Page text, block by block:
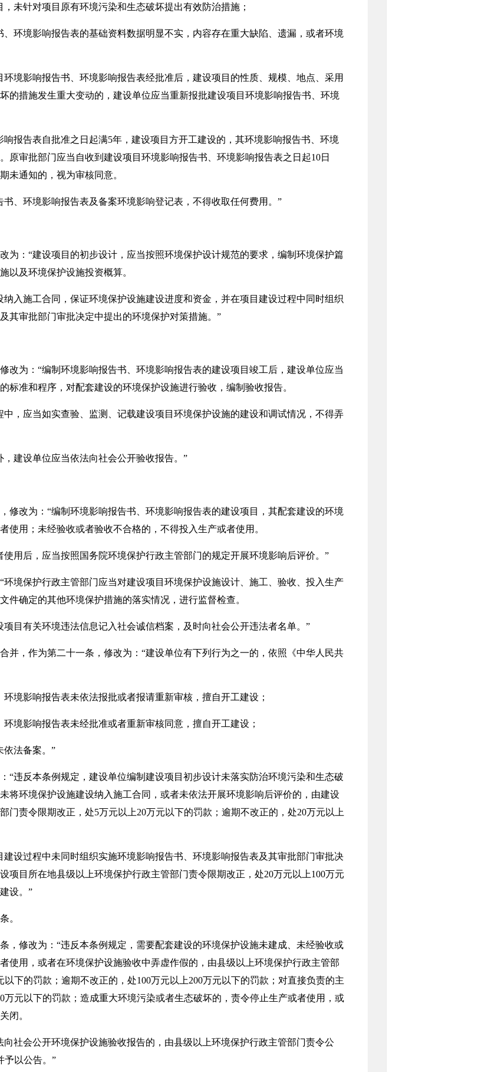
针对项目原有环境污染和生态破坏提出有效防治措施；
境影响报告表的基础资料数据明显不实，内容存在重大缺陷、遗漏，或者环境
境影响报告书、环境影响报告表经批准后，建设项目的性质、规模、地点、采用
的措施发生重大变动的，建设单位应当重新报批建设项目环境影响报告书、环境
告表自批准之日起满5年，建设项目方开工建设的，其环境影响报告书、环境
原审批部门应当自收到建设项目环境影响报告书、环境影响报告表之日起10日
未通知的，视为审核同意。
环境影响报告表及备案环境影响登记表，不得收取任何费用。”
为：“建设项目的初步设计，应当按照环境保护设计规范的要求，编制环境保护篇
以及环境保护设施投资概算。
施工合同，保证环境保护设施建设进度和资金，并在项目建设过程中同时组织
其审批部门审批决定中提出的环境保护对策措施。”
改为：“编制环境影响报告书、环境影响报告表的建设项目竣工后，建设单位应当
标准和程序，对配套建设的环境保护设施进行验收，编制验收报告。
应当如实查验、监测、记载建设项目环境保护设施的建设和调试情况，不得弄
建设单位应当依法向社会公开验收报告。”
修改为：“编制环境影响报告书、环境影响报告表的建设项目，其配套建设的环境
使用；未经验收或者验收不合格的，不得投入生产或者使用。
后，应当按照国务院环境保护行政主管部门的规定开展环境影响后评价。”
环境保护行政主管部门应当对建设项目环境保护设施设计、施工、验收、投入生产
件确定的其他环境保护措施的落实情况，进行监督检查。
有关环境违法信息记入社会诚信档案，及时向社会公开违法者名单。”
并，作为第二十一条，修改为：“建设单位有下列行为之一的，依照《中华人民共
影响报告表未依法报批或者报请重新审核，擅自开工建设；
影响报告表未经批准或者重新审核同意，擅自开工建设；
法备案。”
“违反本条例规定，建设单位编制建设项目初步设计未落实防治环境污染和生态破
将环境保护设施建设纳入施工合同，或者未依法开展环境影响后评价的，由建设
门责令限期改正，处5万元以上20万元以下的罚款；逾期不改正的，处20万元以上
过程中未同时组织实施环境影响报告书、环境影响报告表及其审批部门审批决
项目所在地县级以上环境保护行政主管部门责令限期改正，处20万元以上100万元
设。”
。
，修改为：“违反本条例规定，需要配套建设的环境保护设施未建成、未经验收或
使用，或者在环境保护设施验收中弄虚作假的，由县级以上环境保护行政主管部
以下的罚款；逾期不改正的，处100万元以上200万元以下的罚款；对直接负责的主
万元以下的罚款；造成重大环境污染或者生态破坏的，责令停止生产或者使用，或
闭。
会公开环境保护设施验收报告的，由县级以上环境保护行政主管部门责令公
予以公告。”